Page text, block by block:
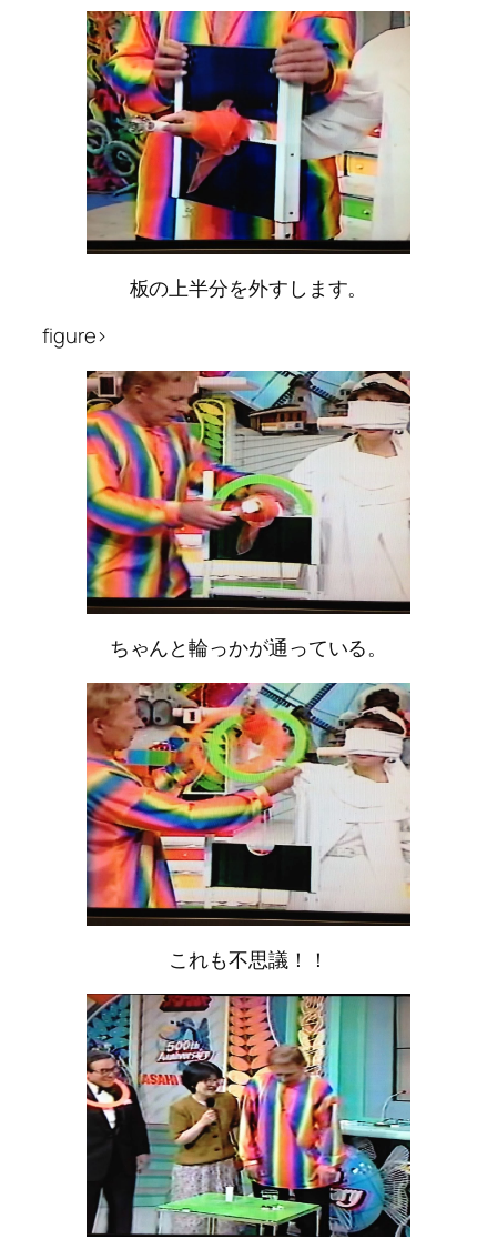
板の上半分を外すします。
figure>
ちゃんと輪っかが通っている。
これも不思議！！